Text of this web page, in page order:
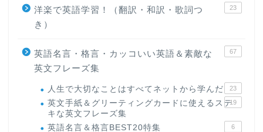
洋楽で英語学習！（翻訳・和訳・歌詞つ
き）
23
英語名言・格言・カッコいい英語＆素敵な
英文フレーズ集
67
人生で大切なことはすべてネットから学んだ 23
英文手紙＆グリーティングカードに使えるステ
キな英文フレーズ集
19
英語名言＆格言BEST20特集 6